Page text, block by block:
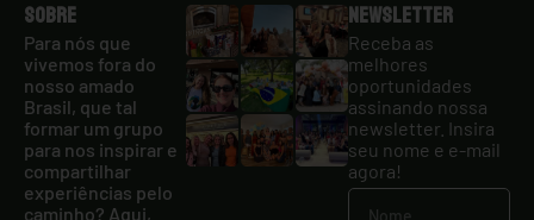
Sobre
Para nós que
vivemos fora do
nosso amado
Brasil, que tal
formar um grupo
para nos inspirar e
compartilhar
experiências pelo
caminho? Aqui,
Newsletter
Receba as
melhores
oportunidades
assinando nossa
newsletter. Insira
seu nome e e-mail
agora!